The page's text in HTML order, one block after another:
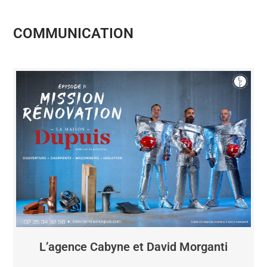
COMMUNICATION
L’agence Cabyne et David Morganti